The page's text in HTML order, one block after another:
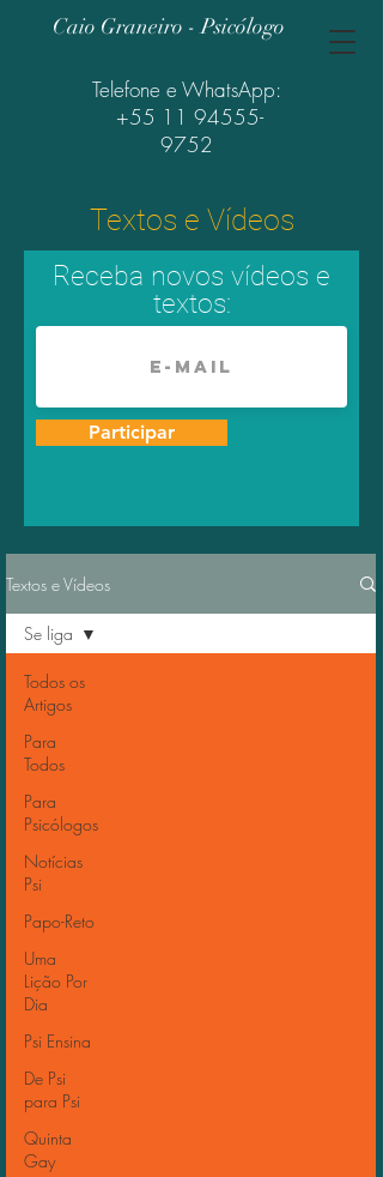
Caio Graneiro - Psicólogo
Telefone e WhatsApp:
+55 11 94555-
9752
Textos e Vídeos
Receba novos vídeos e
textos:
Participar
Textos e Vídeos
Todos os
Artigos
Para
Todos
Para
Psicólogos
Notícias
Psi
Papo-Reto
Uma
Lição Por
Dia
Psi Ensina
De Psi
para Psi
Quinta
Gay
Se liga